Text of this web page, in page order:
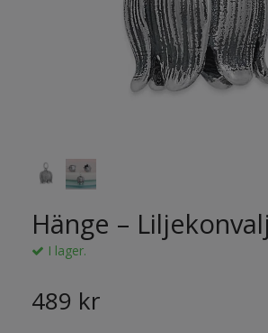
Hänge –
I lager.
489 kr